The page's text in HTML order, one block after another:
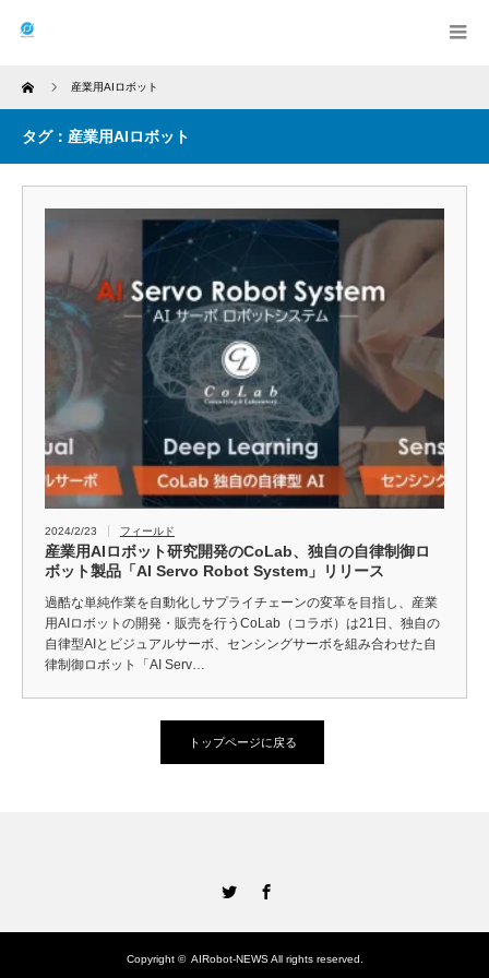
Home 産業用AIロボット
タグ：産業用AIロボット
2024/2/23 フィールド
産業用AIロボット研究開発のCoLab、独自の自律制御ロ
ボット製品「AI Servo Robot System」リリース
過酷な単純作業を自動化しサプライチェーンの変革を目指し、産業
用AIロボットの開発・販売を行うCoLab（コラボ）は21日、独自の
自律型AIとビジュアルサーボ、センシングサーボを組み合わせた自
律制御ロボット「AI Serv…
トップページに戻る
Copyright © AIRobot-NEWSAll rights reserved.